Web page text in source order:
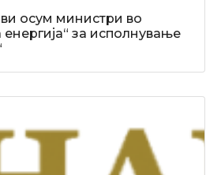
осум министри во
енергија“ за исполнување